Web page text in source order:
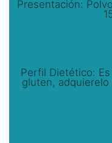
Presentación:
Perfil Dietético:
gluten,